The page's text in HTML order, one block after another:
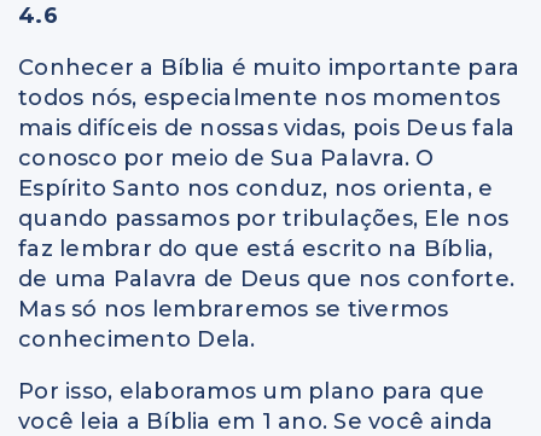
4.6
Conhecer a Bíblia é muito importante para
todos nós, especialmente nos momentos
mais difíceis de nossas vidas, pois Deus fala
conosco por meio de Sua Palavra. O
Espírito Santo nos conduz, nos orienta, e
quando passamos por tribulações, Ele nos
faz lembrar do que está escrito na Bíblia,
de uma Palavra de Deus que nos conforte.
Mas só nos lembraremos se tivermos
conhecimento Dela.
Por isso, elaboramos um plano para que
você leia a Bíblia em 1 ano. Se você ainda